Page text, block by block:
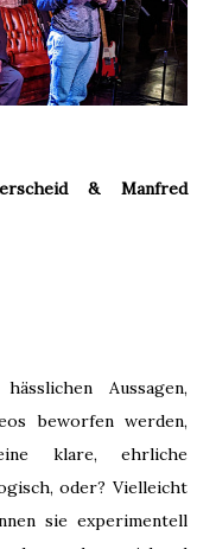
& Manfred
Aussagen,
beworfen werden,
klare, ehrliche
oder? Vielleicht
sie experimentell